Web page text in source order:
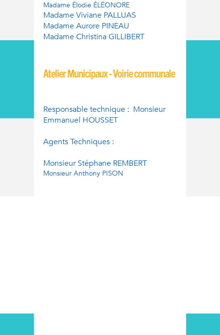
Madame Élodie ÉLÉONORE
Madame Viviane PALLUAS
Madame Aurore PINEAU
Madame Christina GILLIBERT
Atelier Municipaux - Voirie communale
Responsable technique : Monsieur
Emmanuel HOUSSET
Agents Techniques :
Monsieur Stéphane REMBERT
Monsieur Anthony PISON